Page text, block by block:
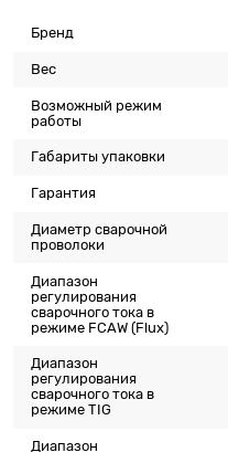
Бренд
Вес
Возможный режим
работы
Габариты упаковки
Гарантия
Диаметр сварочной
проволоки
Диапазон
регулирования
сварочного тока в
режиме FCAW (Flux)
Диапазон
регулирования
сварочного тока в
режиме TIG
Диапазон